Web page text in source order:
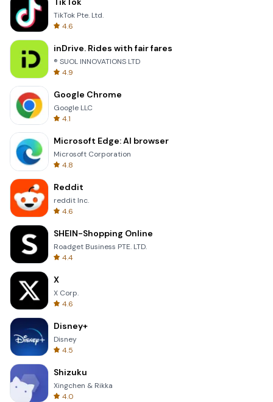
TikTok Pte. Ltd.
4.6
inDrive. Rides with fair fares
® SUOL INNOVATIONS LTD
4.9
Google Chrome
Google LLC
4.1
Microsoft Edge: AI browser
Microsoft Corporation
4.8
Reddit
reddit Inc.
4.6
SHEIN-Shopping Online
Roadget Business PTE. LTD.
4.4
X
X Corp.
4.6
Disney+
Disney
4.5
Shizuku
Xingchen & Rikka
4.0